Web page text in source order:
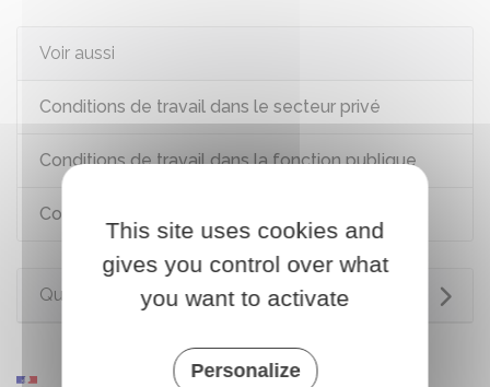
Voir aussi
Conditions de travail dans le secteur privé
Conditions de travail dans la fonction publique
Conflits du travail dans la fonction publique
Questions ? Réponses !
This site uses cookies and
gives you control over what
you want to activate
Personalize